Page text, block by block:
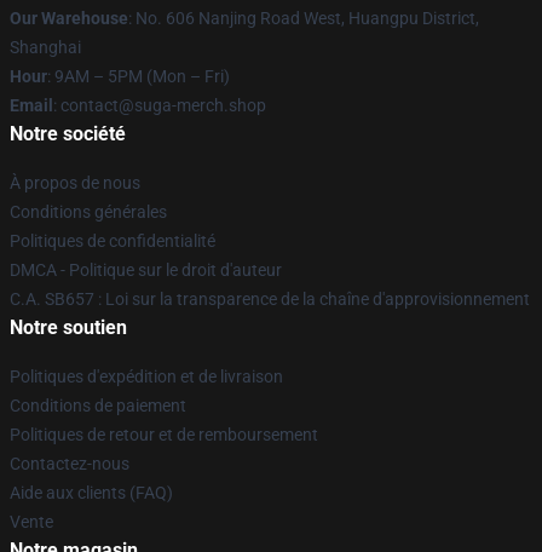
Our Warehouse: No. 606 Nanjing Road West, Huangpu District,
Shanghai
Hour: 9AM – 5PM (Mon – Fri)
Email : contact@suga-merch.shop
Notre société
À propos de nous
Conditions générales
Politiques de confidentialité
DMCA - Politique sur le droit d'auteur
C.A. SB657 : Loi sur la transparence de la chaîne d'approvisionnement
Notre soutien
Politiques d'expédition et de livraison
Conditions de paiement
Politiques de retour et de remboursement
Contactez-nous
Aide aux clients (FAQ)
Vente